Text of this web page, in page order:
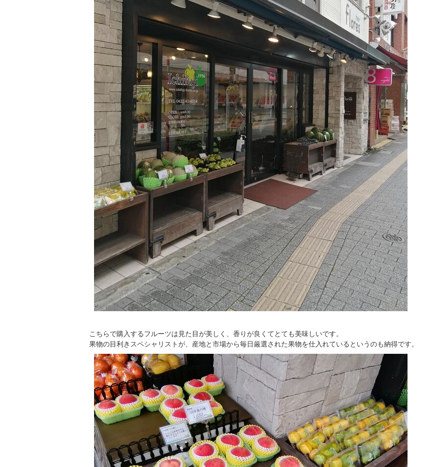
こちらで購入するフルーツは見た目が美しく、香りが良くてとても美味しいです。
果物の目利きスペシャリストが、産地と市場から毎日厳選された果物を仕入れているというのも納得です。